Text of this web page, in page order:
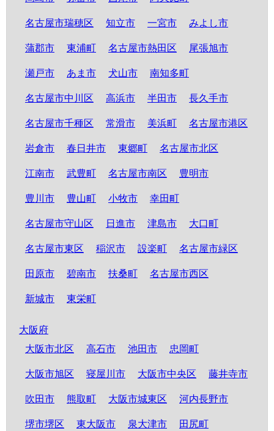
名古屋市瑞穂区 知立市 一宮市 みよし市
蒲郡市 東浦町 名古屋市熱田区 尾張旭市
瀬戸市 あま市 犬山市 南知多町
名古屋市中川区 高浜市 半田市 長久手市
名古屋市千種区 常滑市 美浜町 名古屋市港区
岩倉市 春日井市 東郷町 名古屋市北区
江南市 武豊町 名古屋市南区 豊明市
豊川市 豊山町 小牧市 幸田町
名古屋市守山区 日進市 津島市 大口町
名古屋市東区 稲沢市 設楽町 名古屋市緑区
田原市 碧南市 扶桑町 名古屋市西区
新城市 東栄町
大阪府
大阪市北区
高石市 池田市 忠岡町
大阪市旭区 寝屋川市 大阪市中央区 藤井寺市
吹田市 熊取町 大阪市城東区 河内長野市
堺市堺区 東大阪市 泉大津市 田尻町